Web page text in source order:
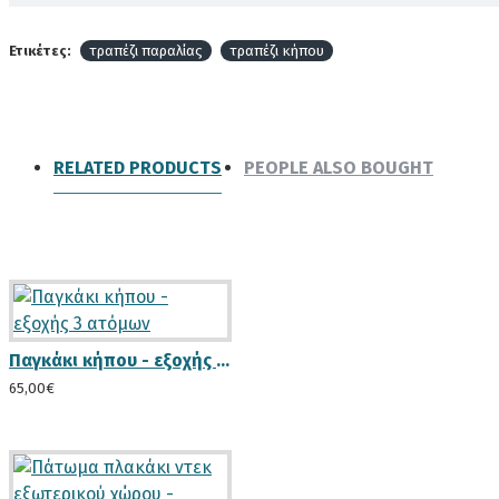
Ετικέτες: τραπέζι παραλίας τραπέζι κήπου
RELATED PRODUCTS PEOPLE ALSO BOUGHT
Παγκάκι κήπου - εξοχής 3 ατόμων
65,00€